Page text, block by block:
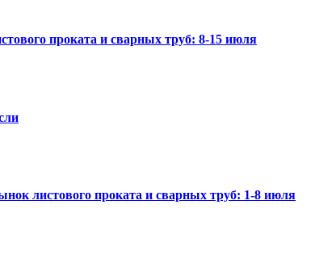
проката и сварных труб: 8-15 июля
листового проката и сварных труб: 1-8 июля